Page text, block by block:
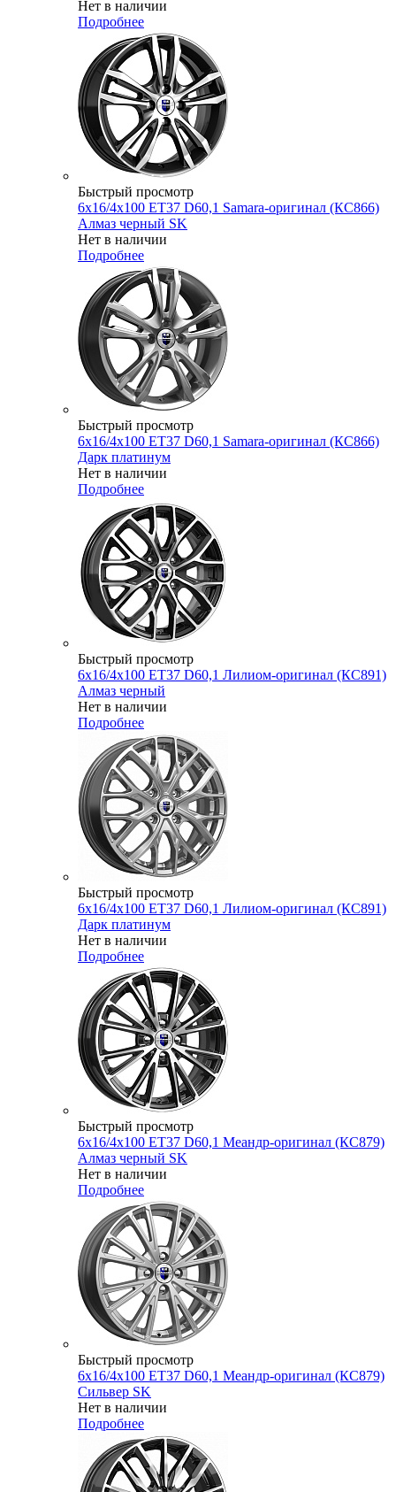
Нет в наличии
Подробнее
Быстрый просмотр
6x16/4x100 ET37 D60,1 Samara-оригинал (КС866)
Алмаз черный SK
Нет в наличии
Подробнее
Быстрый просмотр
6x16/4x100 ET37 D60,1 Samara-оригинал (КС866)
Дарк платинум
Нет в наличии
Подробнее
Быстрый просмотр
6x16/4x100 ET37 D60,1 Лилиом-оригинал (КС891)
Алмаз черный
Нет в наличии
Подробнее
Быстрый просмотр
6x16/4x100 ET37 D60,1 Лилиом-оригинал (КС891)
Дарк платинум
Нет в наличии
Подробнее
Быстрый просмотр
6x16/4x100 ET37 D60,1 Меандр-оригинал (КС879)
Алмаз черный SK
Нет в наличии
Подробнее
Быстрый просмотр
6x16/4x100 ET37 D60,1 Меандр-оригинал (КС879)
Сильвер SK
Нет в наличии
Подробнее